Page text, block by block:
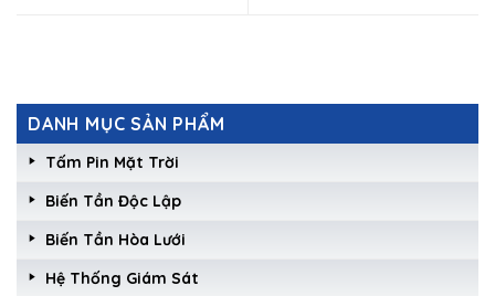
DANH MỤC SẢN PHẨM
Tấm Pin Mặt Trời
Biến Tần Độc Lập
Biến Tần Hòa Lưới
Hệ Thống Giám Sát